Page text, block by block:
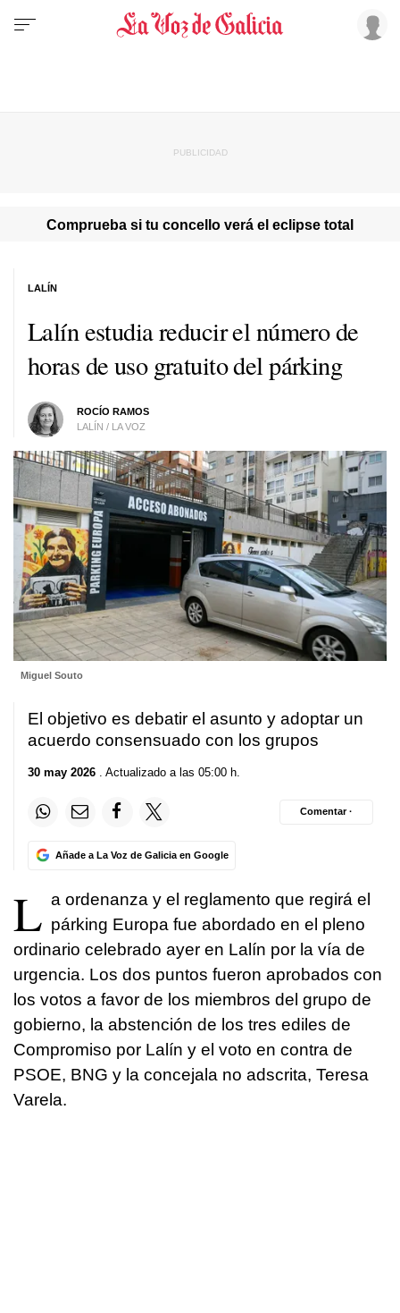
Comprueba si tu concello verá el eclipse total
Lalín estudia reducir el número de
horas de uso gratuito del párking
ROCÍO RAMOS
LALÍN / LA VOZ
LALÍN
Miguel Souto
El objetivo es debatir el asunto y adoptar un
acuerdo consensuado con los grupos
30 may 2026 . Actualizado a las 05:00 h.
Añade a La Voz de Galicia en Google
Comentar ·
L a ordenanza y el reglamento que regirá el
párking Europa fue abordado en el pleno
ordinario celebrado ayer en Lalín por la vía de
urgencia. Los dos puntos fueron aprobados con
los votos a favor de los miembros del grupo de
gobierno, la abstención de los tres ediles de
Compromiso por Lalín y el voto en contra de
PSOE, BNG y la concejala no adscrita, Teresa
Varela.